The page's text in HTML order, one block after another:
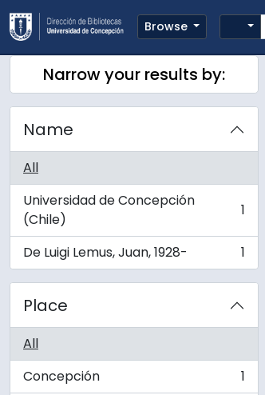
Skip to main content
Browse
Narrow your results by:
Name
All
Universidad de Concepción
(Chile)
, 1 results 1
De Luigi Lemus, Juan, 1928-
, 1 results 1
Place
All
Concepción
, 1 results
1